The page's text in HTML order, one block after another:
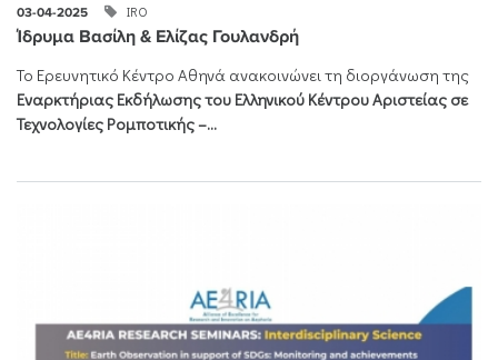
03-04-2025 IRO
Ίδρυμα Βασίλη & Ελίζας Γουλανδρή
Το Ερευνητικό Κέντρο Αθηνά ανακοινώνειτη διοργάνωση της
Εναρκτήριας Εκδήλωσης του Ελληνικού Κέντρου Αριστείας σε
Τεχνολογίες Ρομποτικής –...